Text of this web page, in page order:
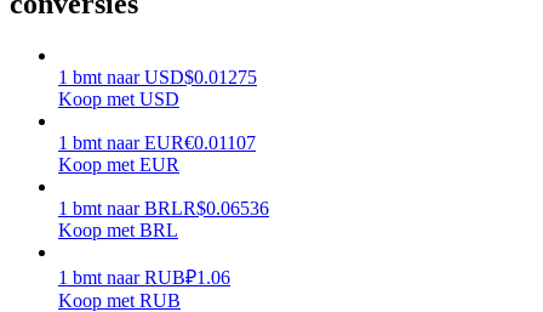
Macht varkentje
1 bmt naar USD$0.01275
Koop met USD
1 bmt naar EUR€0.01107
Koop met EUR
1 bmt naar BRLR$0.06536
Koop met BRL
1 bmt naar RUB₽1.06
Koop met RUB